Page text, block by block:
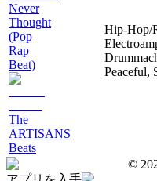
Never
Thought
(Pop
Rap
Beat)
The
ARTISANS
Beats
Hip-Hop/
Peaceful,
©